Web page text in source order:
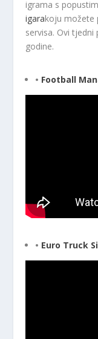
igrama s
igarakoju možete
servisa. Ovi
godine.
• Football
• Euro Truck